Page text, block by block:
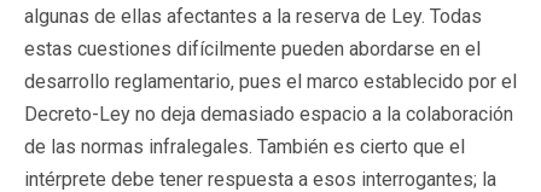
algunas de ellas afectantes a la reserva de Ley. Todas
estas cuestiones difícilmente pueden abordarse en el
desarrollo reglamentario, pues el marco establecido por el
Decreto-Ley no deja demasiado espacio a la colaboración
de las normas infralegales. También es cierto que el
intérprete debe tener respuesta a esos interrogantes; la